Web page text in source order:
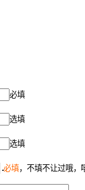
必填
选填
选填
必填，不填不让过哦，